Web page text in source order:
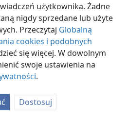
użytkownika. Żadne
nigdy sprzedane lub użyte
Przeczytaj Globalną
cookies i podobnych
się więcej. W dowolnym
swoje ustawienia na
.
Dostosuj
panowanie wśród swych
ich przez wykonanie
sędziowskiego
wymierzonego przeciwko
się jak szarańcza i na jaki
która musi głosić poselstwo